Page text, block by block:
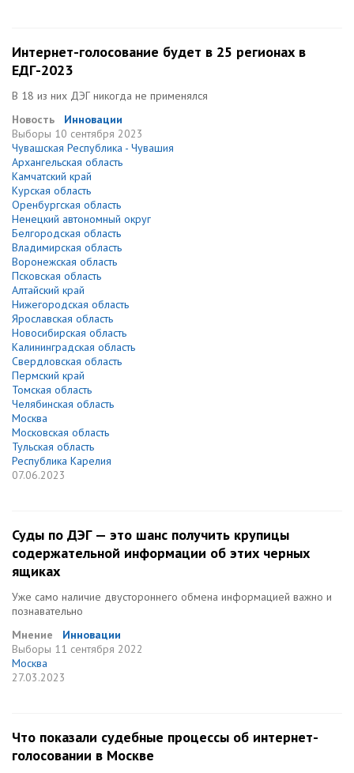
Интернет-голосование будет в 25 регионах в
ЕДГ-2023
В 18 из них ДЭГ никогда не применялся
Новость
Инновации
Выборы 10 сентября 2023
Чувашская Республика - Чувашия
Архангельская область
Камчатский край
Курская область
Оренбургская область
Ненецкий автономный округ
Белгородская область
Владимирская область
Воронежская область
Псковская область
Алтайский край
Нижегородская область
Ярославская область
Новосибирская область
Калининградская область
Свердловская область
Пермский край
Томская область
Челябинская область
Москва
Московская область
Тульская область
Республика Карелия
07.06.2023
Суды по ДЭГ — это шанс получить крупицы
содержательной информации об этих черных
ящиках
Уже само наличие двустороннего обмена информацией важно и
познавательно
Мнение
Инновации
Выборы 11 сентября 2022
Москва
27.03.2023
Что показали судебные процессы об интернет-
голосовании в Москве